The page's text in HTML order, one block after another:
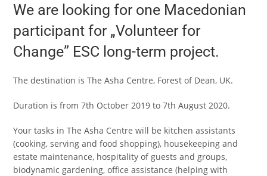
We are looking for one Macedonian
participant for „Volunteer for
Change” ESC long-term project.
The destination is The Asha Centre, Forest of Dean, UK.
Duration is from 7th October 2019 to 7th August 2020.
Your tasks in The Asha Centre will be kitchen assistants
(cooking, serving and food shopping), housekeeping and
estate maintenance, hospitality of guests and groups,
biodynamic gardening, office assistance (helping with